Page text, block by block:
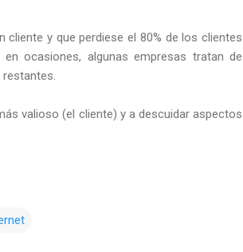
y que perdiese el 80% de los clientes
ocasiones, algunas empresas tratan de
restantes.
valioso (el cliente) y a descuidar aspectos